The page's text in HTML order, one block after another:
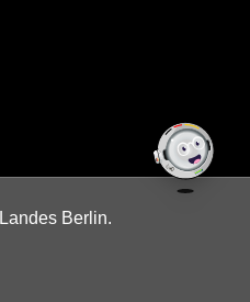
Berlin.